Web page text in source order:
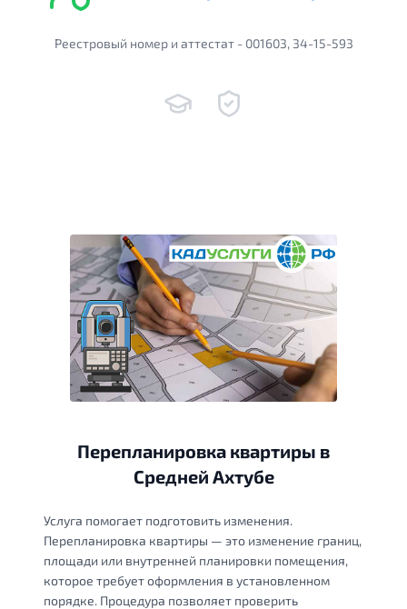
Реестровый номер и аттестат - 001603, 34-15-593
Перепланировка квартиры в
Средней Ахтубе
Услуга помогает подготовить изменения.
Перепланировка квартиры — это изменение границ,
площади или внутренней планировки помещения,
которое требует оформления в установленном
порядке. Процедура позволяет проверить